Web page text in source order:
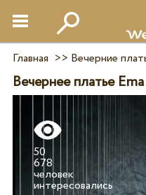
Главная >> Вечерние
Вечернее платье
50
678
человек
интересовались